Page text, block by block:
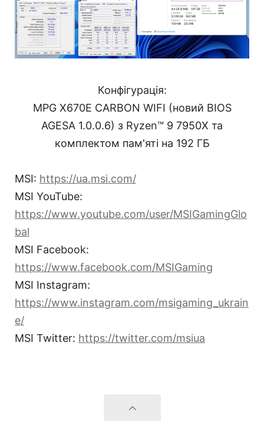
Конфігурація:
MPG X670E CARBON WIFI (новий BIOS
AGESA 1.0.0.6) з Ryzen™ 9 7950X та
комплектом пам'яті на 192 ГБ
MSI: https://ua.msi.com/
MSI YouTube:
https://www.youtube.com/user/MSIGamingGlo
bal
MSI Facebook:
https://www.facebook.com/MSIGaming
MSI Instagram:
https://www.instagram.com/msigaming_ukrain
e/
MSI Twitter: https://twitter.com/msiua